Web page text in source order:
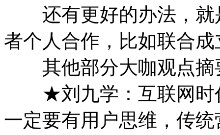
还有更好的办法，就
者个人合作，比如联合
其他部分大咖观点摘
★刘九学：互联网时
一定要有用户思维，传